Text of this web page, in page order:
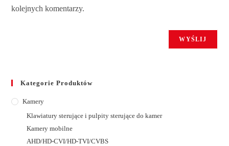
kolejnych komentarzy.
Kategorie Produktów
Kamery
Klawiatury sterujące i pulpity sterujące do kamer
Kamery mobilne
AHD/HD-CVI/HD-TVI/CVBS